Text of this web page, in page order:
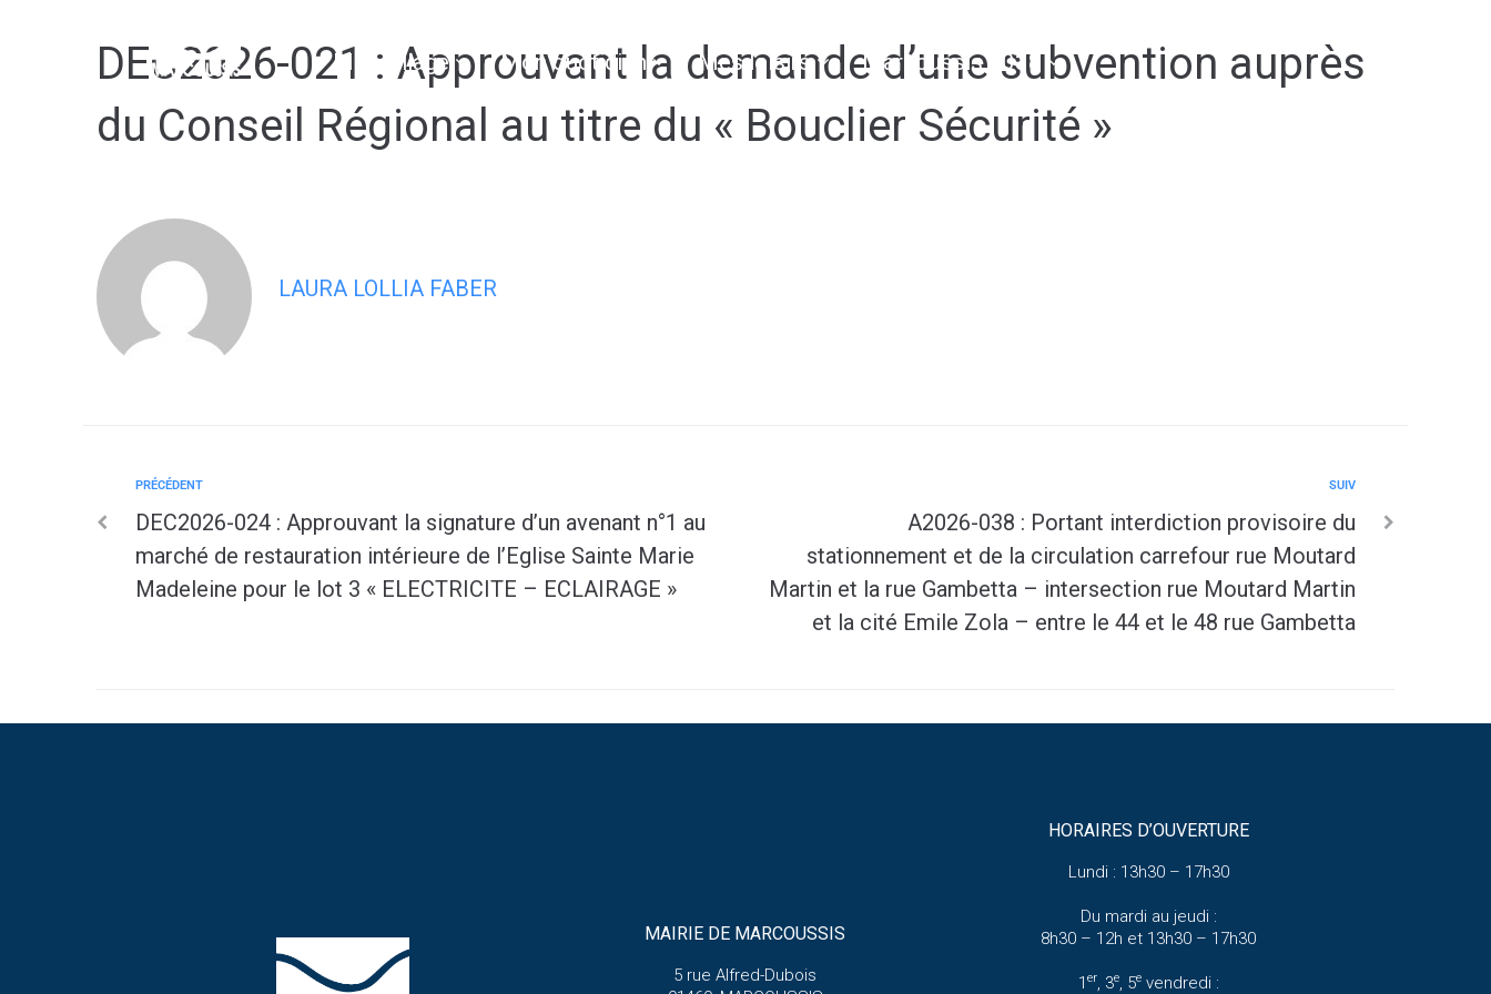
Mon village Mon quotidien Mes loisirs Marcoussis 2038
DEC2026-021 : Approuvant la demande d’une subvention auprès
du Conseil Régional au titre du « Bouclier Sécurité »
LAURA LOLLIA FABER
PRÉCÉDENT
DEC2026-024 : Approuvant la signature d’un avenant n°1 au
marché de restauration intérieure de l’Eglise Sainte Marie
Madeleine pour le lot 3 « ELECTRICITE – ECLAIRAGE »
SUIV
A2026-038 : Portant interdiction provisoire du
stationnement et de la circulation carrefour rue Moutard
Martin et la rue Gambetta – intersection rue Moutard Martin
et la cité Emile Zola – entre le 44 et le 48 rue Gambetta
MAIRIE DE MARCOUSSIS
5 rue Alfred-Dubois
HORAIRES D’OUVERTURE
Lundi : 13h30 – 17h30
Du mardi au jeudi :
8h30 – 12h et 13h30 – 17h30
1 er, 3e, 5evendredi :